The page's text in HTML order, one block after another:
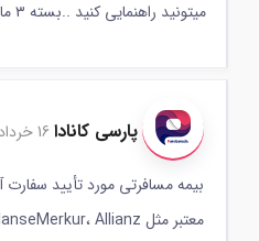
میتونید راهنمایی کنید ..بسته ۳ ماهه
پارسی کانادا 16 خرداد 1404
بیمه مسافرتی مورد تأیید